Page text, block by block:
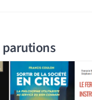
parutions